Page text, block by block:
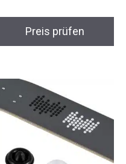
Preis prüfen